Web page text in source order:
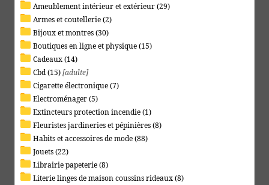
Ameublement intérieur et extérieur (29)
Armes et coutellerie (2)
Bijoux et montres (30)
Boutiques en ligne et physique (15)
Cadeaux (14)
Cbd (15)[adulte]
Cigarette électronique (7)
Electroménager (5)
Extincteurs protection incendie (1)
Fleuristes jardineries et pépinières (8)
Habits et accessoires de mode (88)
Jouets (22)
Librairie papeterie (8)
Literie linges de maison coussins rideaux (8)